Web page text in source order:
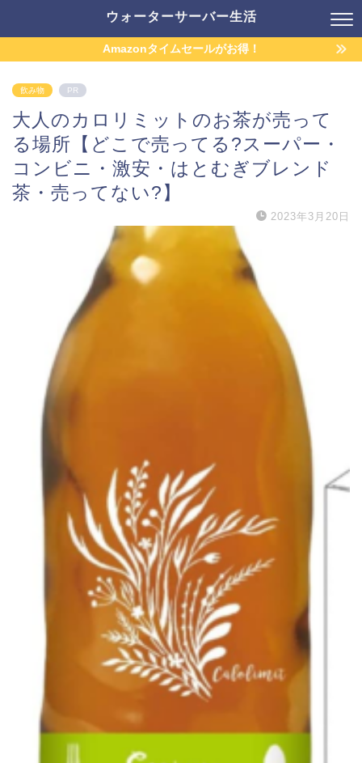
ウォーターサーバー生活
Amazonタイムセールがお得！
飲み物 PR
大人のカロリミットのお茶が売って
る場所【どこで売ってる?スーパー・
コンビニ・激安・はとむぎブレンド
茶・売ってない?】
2023年3月20日